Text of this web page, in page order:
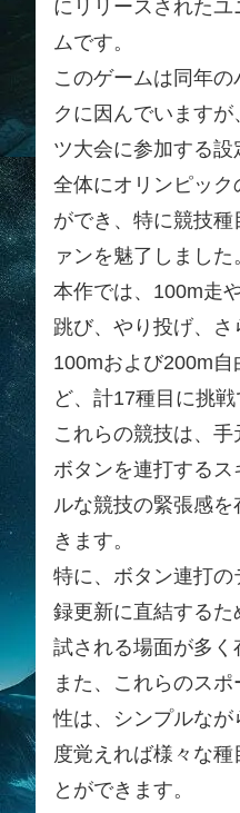
にリリースされた
ムです。
このゲームは同年
クに因んでいます
ツ大会に参加する設
全体にオリンピック
ができ、特に競技
ァンを魅了しました
本作では、100m走
跳び、やり投げ、
100mおよび200m
ど、計17種目に挑戦
これらの競技は、
ボタンを連打する
ルな競技の緊張感
きます。
特に、ボタン連打
録更新に直結する
試される場面が多く
また、これらのス
性は、シンプルな
度覚えれば様々な
とができます。